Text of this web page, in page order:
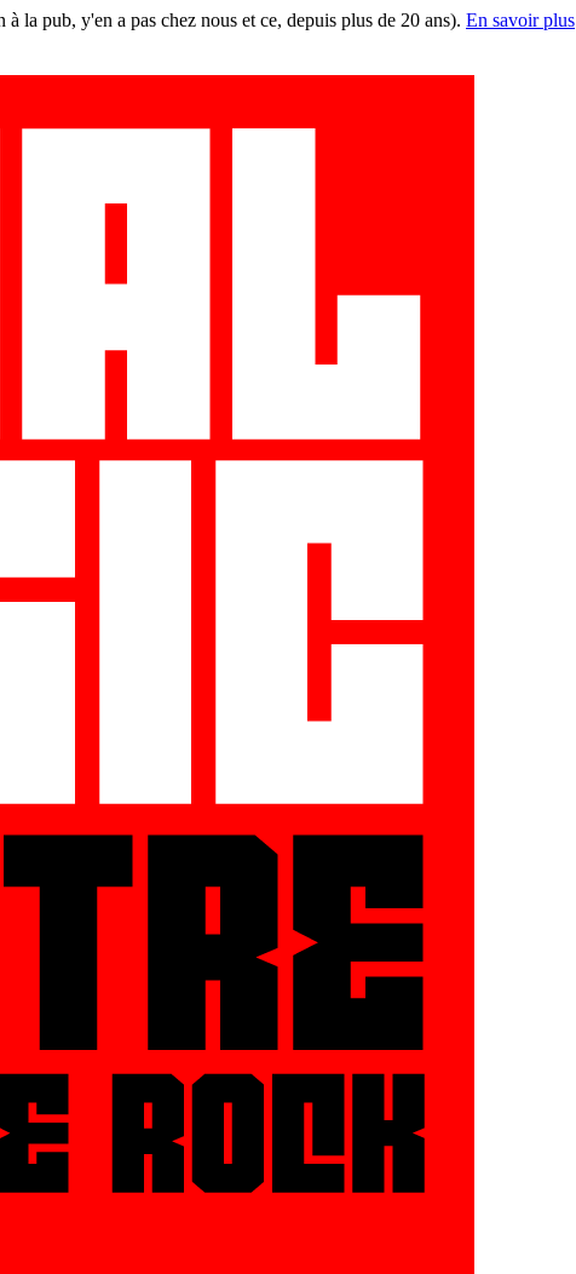
la pub, y'en a pas chez nous et ce, depuis plus de 20 ans). En savoir plus